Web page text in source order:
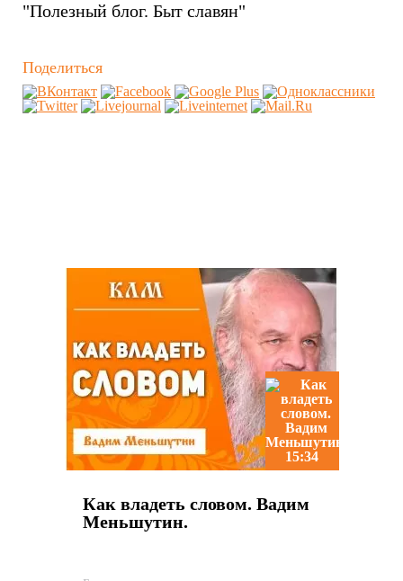
"Полезный блог. Быт славян"
Поделиться
15:34
Как владеть словом. Вадим
Меньшутин.